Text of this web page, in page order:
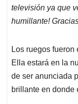
televisión ya que
humillante!
Los ruegos
Ella estará en la
de ser anunciada
brillante en donde